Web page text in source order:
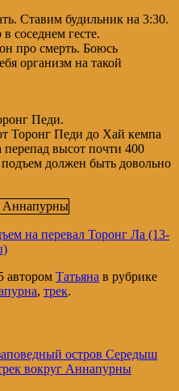
Ставим будильник на 3:30.
соседнем гесте.
про смерть. Боюсь
организм на такой
Педи.
Торонг Педи до Хай кемпа
перепад высот почти 400
подъем должен быть довольно
на перевал Торонг Ла (13-
автором Татьяна в рубрике
, трек.
остров Середыш
вокруг Аннапурны